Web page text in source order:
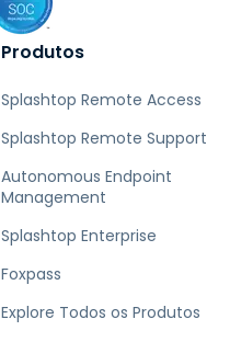
Produtos
Splashtop Remote Access
Splashtop Remote Support
Autonomous Endpoint
Management
Splashtop Enterprise
Foxpass
Explore Todos os Produtos